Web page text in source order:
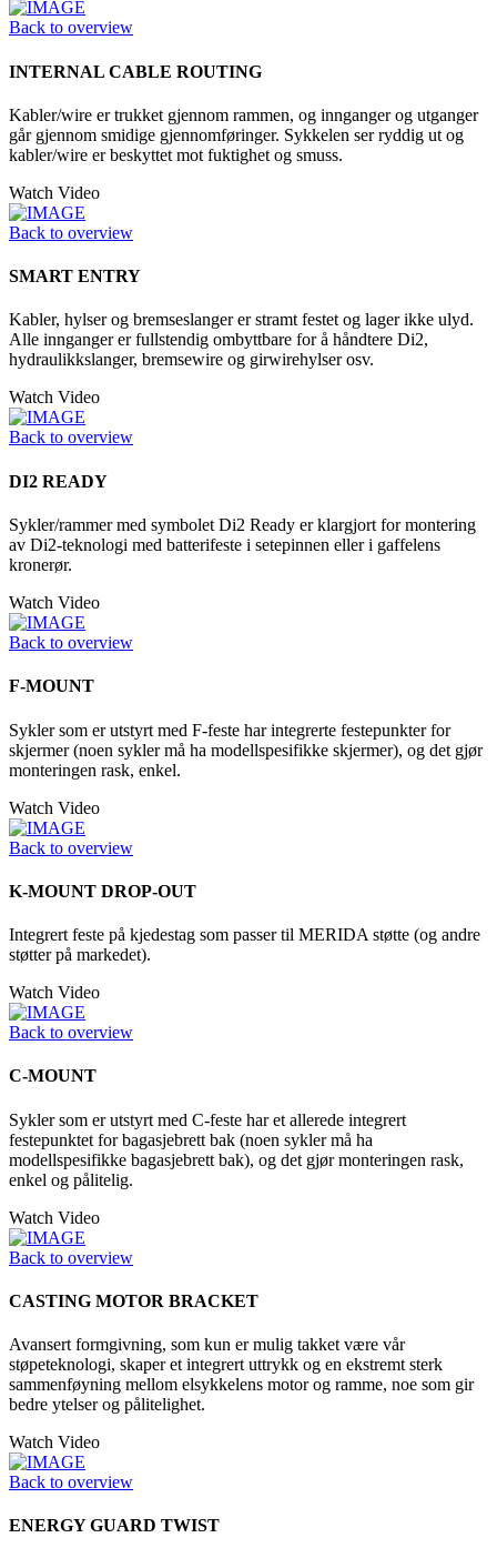
Back to overview
INTERNAL CABLE ROUTING
Kabler/wire er trukket gjennom rammen, og innganger og utganger
går gjennom smidige gjennomføringer. Sykkelen ser ryddig ut og
kabler/wire er beskyttet mot fuktighet og smuss.
Watch Video
Back to overview
SMART ENTRY
Kabler, hylser og bremseslanger er stramt festet og lager ikke ulyd.
Alle innganger er fullstendig ombyttbare for å håndtere Di2,
hydraulikkslanger, bremsewire og girwirehylser osv.
Watch Video
Back to overview
DI2 READY
Sykler/rammer med symbolet Di2 Ready er klargjort for montering
av Di2-teknologi med batterifeste i setepinnen eller i gaffelens
kronerør.
Watch Video
Back to overview
F-MOUNT
Sykler som er utstyrt med F-feste har integrerte festepunkter for
skjermer (noen sykler må ha modellspesifikke skjermer), og det gjør
monteringen rask, enkel.
Watch Video
Back to overview
K-MOUNT DROP-OUT
Integrert feste på kjedestag som passer til MERIDA støtte (og andre
støtter på markedet).
Watch Video
Back to overview
C-MOUNT
Sykler som er utstyrt med C-feste har et allerede integrert
festepunktet for bagasjebrett bak (noen sykler må ha
modellspesifikke bagasjebrett bak), og det gjør monteringen rask,
enkel og pålitelig.
Watch Video
Back to overview
CASTING MOTOR BRACKET
Avansert formgivning, som kun er mulig takket være vår
støpeteknologi, skaper et integrert uttrykk og en ekstremt sterk
sammenføyning mellom elsykkelens motor og ramme, noe som gir
bedre ytelser og pålitelighet.
Watch Video
Back to overview
ENERGY GUARD TWIST